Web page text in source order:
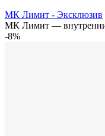
МК Лимит - Эксклюзив
МК Лимит —
-8%